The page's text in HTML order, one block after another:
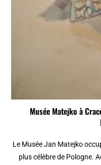
Musée Matejko à
Le Musée Jan Matejko
plus célèbre de Pologne.